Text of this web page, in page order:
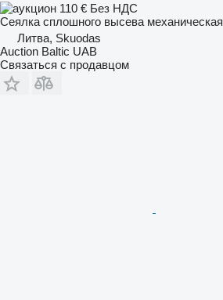
110 € Без НДС
Сеялка сплошного высева механическая
Литва, Skuodas
Auction Baltic UAB
Связаться с продавцом